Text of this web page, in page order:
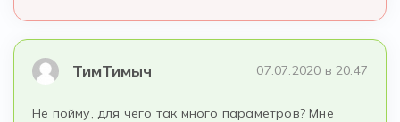
ТимТимыч 07.07.2020 в 20:47
Не пойму, для чего так много параметров? Мне